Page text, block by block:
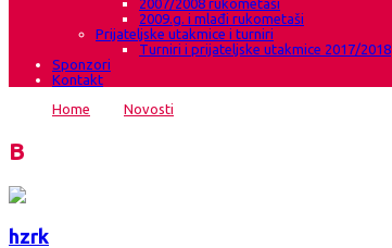
2007/2008 rukometaši
2009.g. i mlađi rukometaši
Prijateljske utakmice i turniri
Turniri i prijateljske utakmice 2017/2018
Sponzori
Kontakt
Home
Novosti
hzrk